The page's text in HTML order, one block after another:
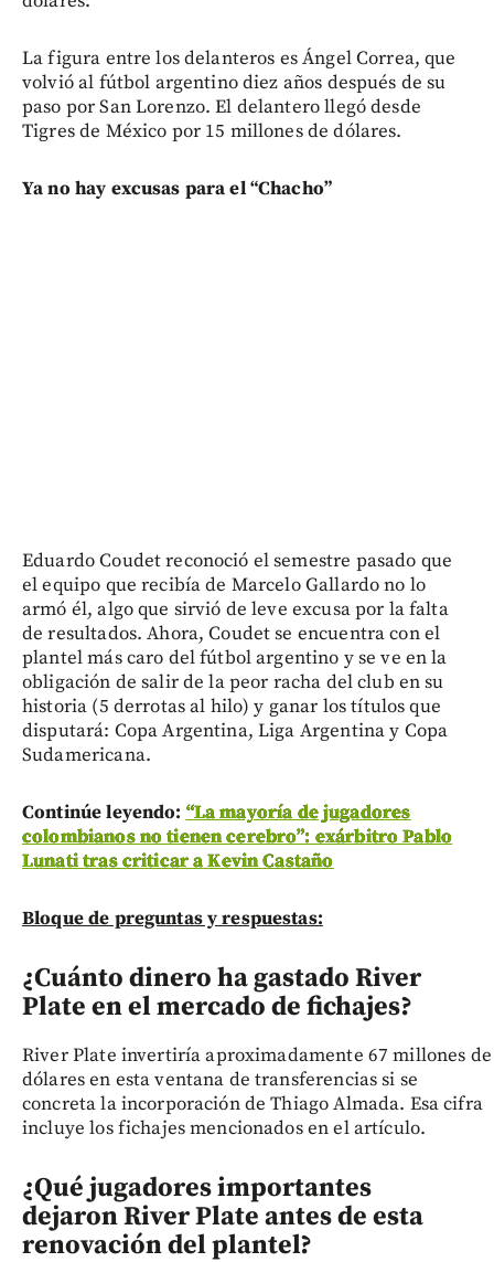
La figura entre los delanteros es Ángel Correa, que
volvió al fútbol argentino diez años después de su
paso por San Lorenzo. El delantero llegó desde
Tigres de México por 15 millones de dólares.
Ya no hay excusas para el “Chacho”
Eduardo Coudet reconoció el semestre pasado que
el equipo que recibía de Marcelo Gallardo no lo
armó él, algo que sirvió de leve excusa por la falta
de resultados. Ahora, Coudet se encuentra con el
plantel más caro del fútbol argentino y se ve en la
obligación de salir de la peor racha del club en su
historia (5 derrotas al hilo) y ganar los títulos que
disputará: Copa Argentina, Liga Argentina y Copa
Sudamericana.
Continúe leyendo: “La mayoría de jugadores
colombianos no tienen cerebro”: exárbitro Pablo
Lunati tras criticar a Kevin Castaño
Bloque de preguntas y respuestas:
¿Cuánto dinero ha gastado River
Plate en el mercado de fichajes?
River Plate invertiría aproximadamente 67 millones de
dólares en esta ventana de transferencias si se
concreta la incorporación de Thiago Almada. Esa cifra
incluye los fichajes mencionados en el artículo.
¿Qué jugadores importantes
dejaron River Plate antes de esta
renovación del plantel?